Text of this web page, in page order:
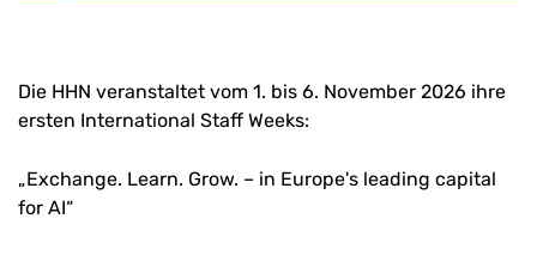
Die HHN veranstaltet vom 1. bis 6. November 2026 ihre
ersten International Staff Weeks:
„Exchange. Learn. Grow. – in Europe's leading capital
for AI“